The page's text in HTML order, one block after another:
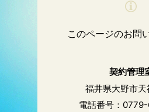
このページのお問
契約管理
福井県大野市天
電話番号：